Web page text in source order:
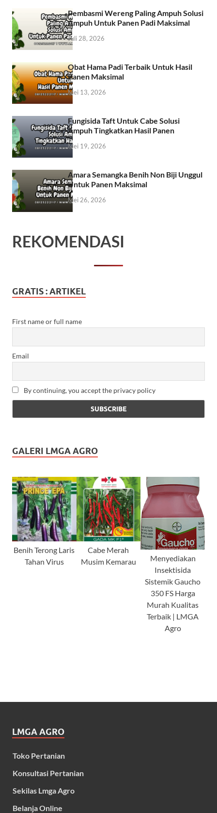
Pembasmi Wereng Paling Ampuh Solusi
Ampuh Untuk Panen Padi Maksimal
Juli 28, 2026
Obat Hama Padi Terbaik Untuk Hasil
Panen Maksimal
Mei 13, 2026
Fungisida Taft Untuk Cabe Solusi
Ampuh Tingkatkan Hasil Panen
Mei 19, 2026
Amara Semangka Benih Non Biji Unggul
Untuk Panen Maksimal
Mei 26, 2026
REKOMENDASI
GRATIS : ARTIKEL
First name or full name
Email
By continuing, you accept the privacy policy
GALERI LMGA AGRO
Benih Terong Laris
Tahan Virus
Cabe Merah
Musim Kemarau
Menyediakan
Insektisida
Sistemik Gaucho
350 FS Harga
Murah Kualitas
Terbaik | LMGA
Agro
LMGA AGRO
Toko Pertanian
Konsultasi Pertanian
Sekilas Lmga Agro
Belanja Online